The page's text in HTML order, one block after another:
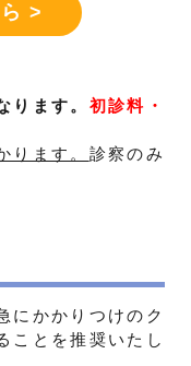
>
ります。 初診料・
ります。 診察のみ
にかかりつけのク
ことを推奨いたし